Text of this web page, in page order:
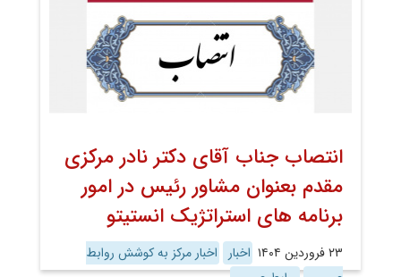
انتصاب جناب آقای دکتر نادر مرکزی
مقدم بعنوان مشاور رئیس در امور
برنامه های استراتژیک انستیتو
۲۳ فروردین ۱۴۰۴ اخبار
اخبار مرکز به کوشش روابط